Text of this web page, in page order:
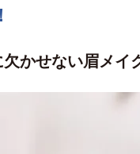
かせない眉メイ